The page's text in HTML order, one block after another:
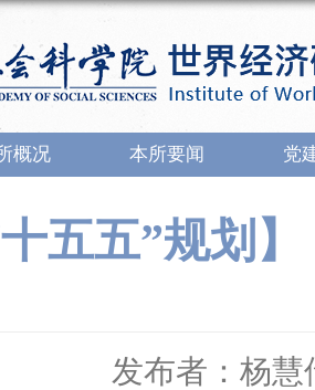
概况 本所要闻 党
五五”规划
发布者：杨慧